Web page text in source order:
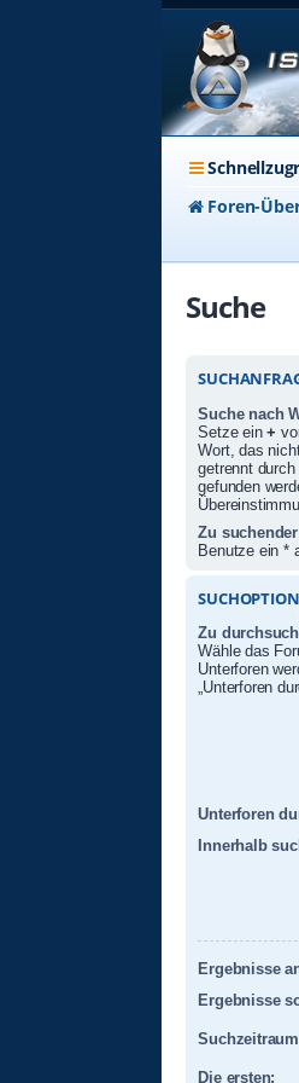
Foren-
Suche
Suche nach
Setze ein+
Wort, das
getrennt durch
gefunden
Zu
Benutze ein *
Zu
Wähle das
Unterforen
„Unterforen
Unterforen
Innerhalb
Ergebnisse
Ergebnisse
Die ersten: